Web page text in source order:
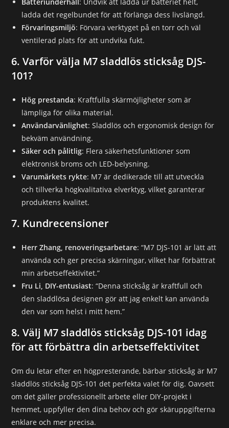
ladda det regelbundet för att förlänga dess livslängd.
Förvaringsmiljö: Förvara verktyget på en torr och väl
ventilerad plats för att undvika fukt.
6. Varför välja M7 sladdlös sticksåg DJS-
101?
Hög prestanda: Kraftfulla skärmöjligheter som är
lämpliga för olika material.
Användarvänlighet: Sladdlös och ergonomisk design för
bekväm användning.
Säker och pålitlig: Flera säkerhetsfunktioner som
elektronisk broms och LED-belysning.
Varumärkets rykte: M7 är dedikerade till att utveckla
och tillverka högkvalitativa elverktyg, vilket garanterar
produktens kvalitet.
7. Kundrecensioner
Herr Zhang, renoveringsarbetare: “M7 DJS-101 är lätt att
använda och ger precisa skärningar, vilket har förbättrat
min arbetseffektivitet.”
Fru Li, DIY-entusiast: “Denna sticksåg är kraftfull och
den sladdlösa designen gör att jag enkelt kan använda
den var som helst i mitt hem.”
8. Välj M7 sladdlös sticksåg DJS-101 idag
för att förbättra din arbetseffektivitet
Om du letar efter en högpresterande, bärbar sticksåg är M7
sladdlös sticksåg DJS-101 det perfekta valet för dig. Oavsett
om det gäller professionellt arbete eller DIY-projekt i
hemmet, uppfyller den dina behov och gör skäruppgifterna
enklare och mer precisa.